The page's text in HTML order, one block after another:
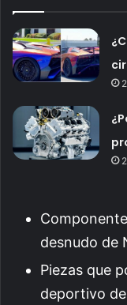
desnudo de
Piezas que
deportivo